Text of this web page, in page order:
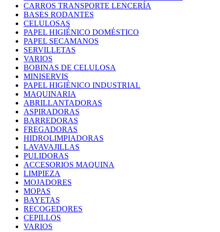
CARROS TRANSPORTE LENCERÍA
BASES RODANTES
CELULOSAS
PAPEL HIGIÉNICO DOMÉSTICO
PAPEL SECAMANOS
SERVILLETAS
VARIOS
BOBINAS DE CELULOSA
MINISERVIS
PAPEL HIGIÉNICO INDUSTRIAL
MAQUINARIA
ABRILLANTADORAS
ASPIRADORAS
BARREDORAS
FREGADORAS
HIDROLIMPIADORAS
LAVAVAJILLAS
PULIDORAS
ACCESORIOS MAQUINA
LIMPIEZA
MOJADORES
MOPAS
BAYETAS
RECOGEDORES
CEPILLOS
VARIOS